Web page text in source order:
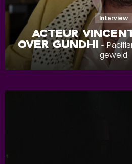
Interview
ACTEUR
OVER GUNDHI -
geweld